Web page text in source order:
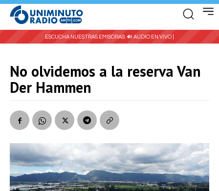
ESCUCHA NUESTRAS EMISORAS: 🔊 AUDIO EN VIVO |
No olvidemos a la reserva Van
Der Hammen